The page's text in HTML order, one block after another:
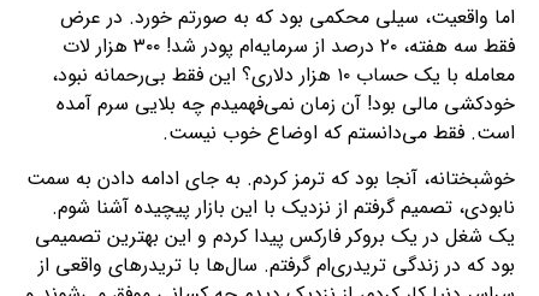
اما واقعیت، سیلی محکمی بود که به صورتم خورد. در عرض
فقط سه هفته، ۲۰ درصد از سرمایه‌ام پودر شد! ۳۰۰ هزار لات
معامله با یک حساب ۱۰ هزار دلاری؟ این فقط بی‌رحمانه نبود،
خودکشی مالی بود! آن زمان نمی‌فهمیدم چه بلایی سرم آمده
است. فقط می‌دانستم که اوضاع خوب نیست.
خوشبختانه، آنجا بود که ترمز کردم. به جای ادامه دادن به سمت
نابودی، تصمیم گرفتم از نزدیک با این بازار پیچیده آشنا شوم.
یک شغل در یک بروکر فارکس پیدا کردم و این بهترین تصمیمی
بود که در زندگی تریدری‌ام گرفتم. سال‌ها با تریدرهای واقعی از